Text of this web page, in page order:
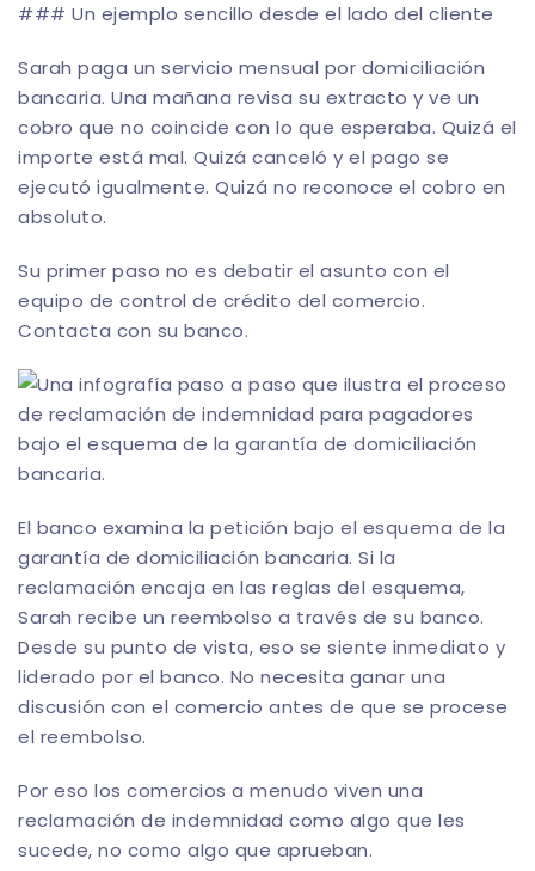
### Un ejemplo sencillo desde el lado del cliente
Sarah paga un servicio mensual por domiciliación
bancaria. Una mañana revisa su extracto y ve un
cobro que no coincide con lo que esperaba. Quizá el
importe está mal. Quizá canceló y el pago se
ejecutó igualmente. Quizá no reconoce el cobro en
absoluto.
Su primer paso no es debatir el asunto con el
equipo de control de crédito del comercio.
Contacta con su banco.
El banco examina la petición bajo el esquema de la
garantía de domiciliación bancaria. Si la
reclamación encaja en las reglas del esquema,
Sarah recibe un reembolso a través de su banco.
Desde su punto de vista, eso se siente inmediato y
liderado por el banco. No necesita ganar una
discusión con el comercio antes de que se procese
el reembolso.
Por eso los comercios a menudo viven una
reclamación de indemnidad como algo que les
sucede, no como algo que aprueban.